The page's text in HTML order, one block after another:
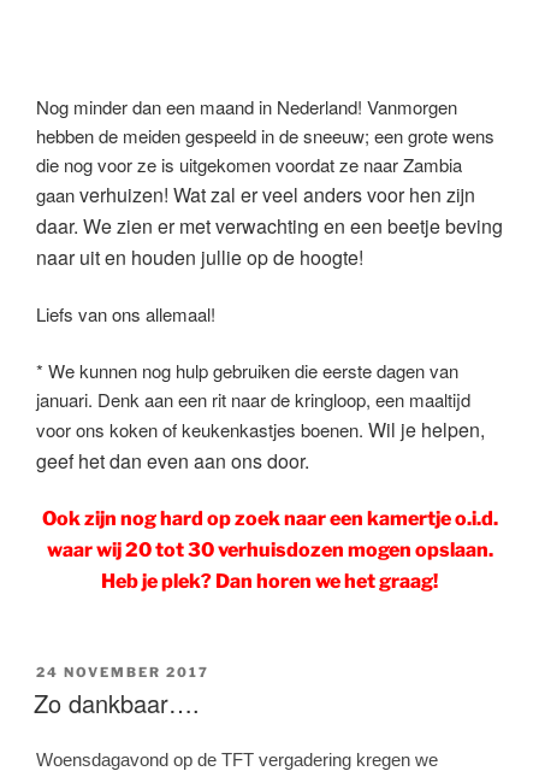
Nog minder dan een maand in Nederland! Vanmorgen
hebben de meiden gespeeld in de sneeuw; een grote wens
die nog voor ze is uitgekomen voordat ze naar Zambia
gaanverhuizen! Wat zal er veel anders voor hen zijn
daar. We zien er metverwachting en een beetje beving
naar uit en houden jullie op de hoogte!
Liefs van ons allemaal!
* We kunnen nog hulp gebruiken die eerste dagen van
januari. Denk aan een rit naar de kringloop, een maaltijd
voor ons koken of keukenkastjes boenen. Wil je helpen,
geef het dan even aan ons door.
Ook zijn nog hard op zoek naar een kamertje o.i.d.
waar wij 20 tot 30 verhuisdozen mogen opslaan.
Heb je plek? Dan horen we het graag!
GEPLAATST
OP
24 NOVEMBER 2017
Zo dankbaar….
Woensdagavond op de TFT vergadering kregen we